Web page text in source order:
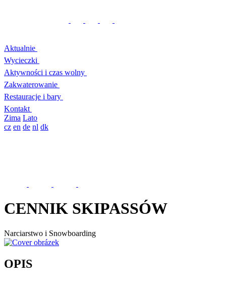
Aktualnie
Wycieczki
Aktywności i czas wolny
Zakwaterowanie
Restauracje i bary
Kontakt
Zima Lato
cz en de nl dk
CENNIK SKIPASSÓW
Narciarstwo i Snowboarding
OPIS